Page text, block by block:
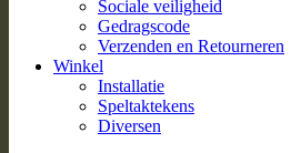
Sociale veiligheid
Gedragscode
Verzenden en Retourneren
Winkel
Installatie
Speltaktekens
Diversen